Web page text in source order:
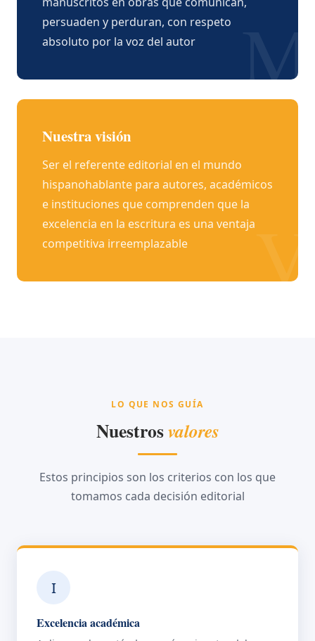
persuaden y perduran, con respeto
absoluto por la voz del autor
M
Nuestra visión
Ser el referente editorial en el mundo
hispanohablante para autores, académicos
e instituciones que comprenden que la
excelencia en la escritura es una ventaja
competitiva irreemplazable
V
LO QUE NOS GUÍA
Nuestrosvalores
Estos principios son los criterios con los que
tomamos cada decisión editorial
I
Excelencia académica